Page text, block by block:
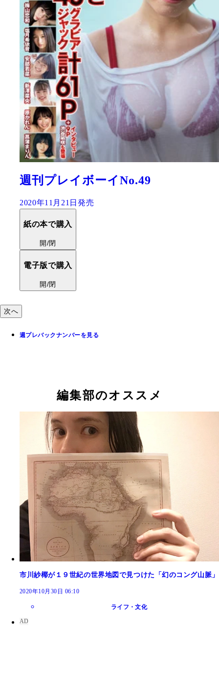
市川紗椰『鉄道について話した。』
2020年03月05日発売
紙の本で購入
開/閉
電子版で購入
開/閉
次へ
週プレバックナンバーを見る
編集部のオススメ
市川紗椰が１９世紀の世界地図で見つけた「幻のコング山脈」
2020年10月30日 06:10
ライフ・文化